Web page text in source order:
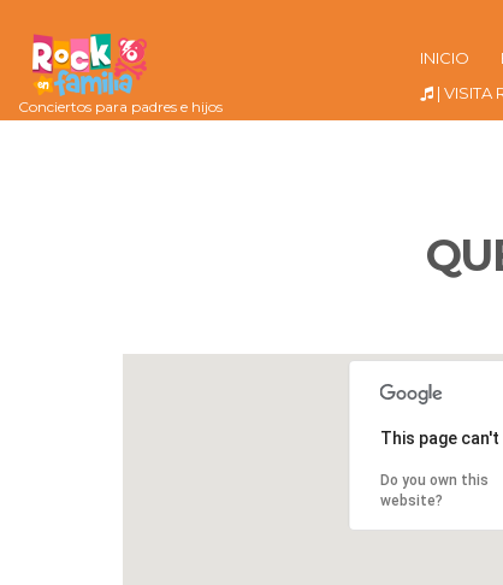
Conciertos para padres e hijos
INICIO
| VISITA
This page
Do you own this
website?